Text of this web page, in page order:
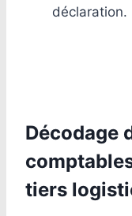
déclaration.
Décodage
tiers